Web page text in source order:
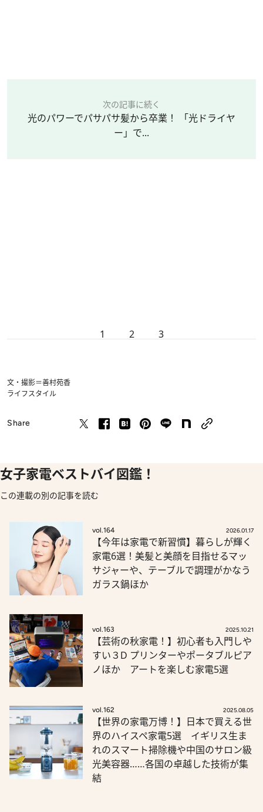
次の記事に続く
光のパワーでパサパサ髪から卒業！ 「光ドライヤ
ー」で...
1 2 3
文・撮影＝善村苑香
ライフスタイル
Share
女子家電ベストバイ図鑑！
この連載の別の記事を読む
vol.164 2026.01.17
【今年は家電で新習慣】暮らしが輝く
家電6選！美髪と美顔を目指せるマッ
サジャーや、テーブルで調理がかなう
ガラス鍋ほか
vol.163 2025.10.21
【芸術の秋家電！】初心者も入門しや
すい３D プリンターやポータブルピア
ノほか アートを楽しむ家電5選
vol.162 2025.08.05
【世界の家電万博！】日本で買える世
界のハイスペ家電5選 イギリス生ま
れのスマート掃除機や中国のサロン級
光美容器……各国の卓越した技術が集
結